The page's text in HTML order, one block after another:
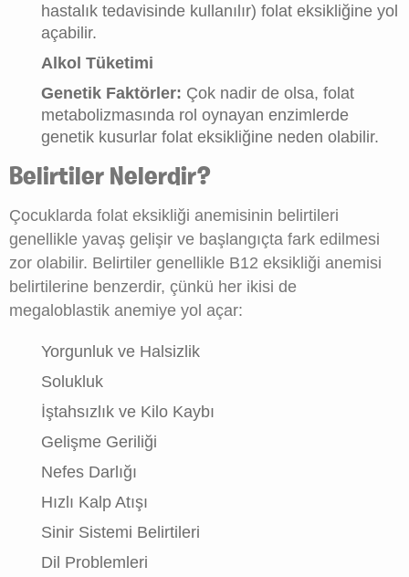
hastalık tedavisinde kullanılır) folat eksikliğine yol
açabilir.
Alkol Tüketimi
Genetik Faktörler: Çok nadir de olsa, folat
metabolizmasında rol oynayan enzimlerde
genetik kusurlar folat eksikliğine neden olabilir.
Belirtiler Nelerdir?
Çocuklarda folat eksikliği anemisinin belirtileri
genellikle yavaş gelişir ve başlangıçta fark edilmesi
zor olabilir. Belirtiler genellikle B12 eksikliği anemisi
belirtilerine benzerdir, çünkü her ikisi de
megaloblastik anemiye yol açar:
Yorgunluk ve Halsizlik
Solukluk
İştahsızlık ve Kilo Kaybı
Gelişme Geriliği
Nefes Darlığı
Hızlı Kalp Atışı
Sinir Sistemi Belirtileri
Dil Problemleri